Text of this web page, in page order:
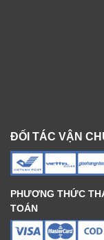
ĐỐI TÁC VẬN
PHƯƠNG THỨC
TOÁN